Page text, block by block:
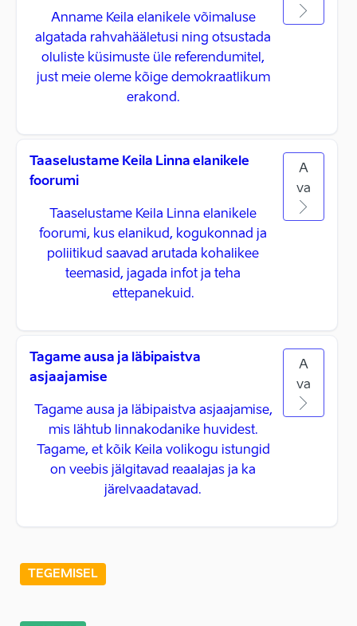
Anname Keila elanikele võimaluse
algatada rahvahääletusi ning otsustada
oluliste küsimuste üle referendumitel,
just meie oleme kõige demokraatlikum
erakond.
Taaselustame Keila Linna elanikele
foorumi
Taaselustame Keila Linna elanikele
foorumi, kus elanikud, kogukonnad ja
poliitikud saavad arutada kohalikee
teemasid, jagada infot ja teha
ettepanekuid.
A
va
Tagame ausa ja läbipaistva
asjaajamise
Tagame ausa ja läbipaistva asjaajamise,
mis lähtub linnakodanike huvidest.
Tagame, et kõik Keila volikogu istungid
on veebis jälgitavad reaalajas ja ka
järelvaadatavad.
A
va
TEGEMISEL